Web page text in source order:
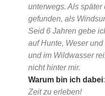
unterwegs. Als
gefunden, als
Seid 6 Jahren gebe
auf Hunte, Weser
und im Wildwasser
nicht hinter mir.
Warum bin ich dabei
Zeit zu erleben!